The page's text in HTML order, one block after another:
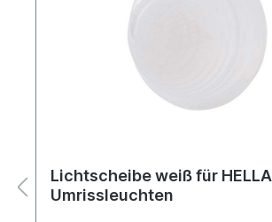
Lichtscheibe weiß für HELLA
Umrissleuchten